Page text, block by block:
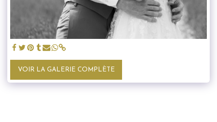
VOIR LA GALERIE COMPLÈTE